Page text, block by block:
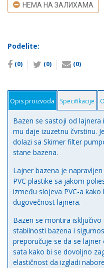
НЕМА НА ЗАЛИХАМА
Podelite:
(0) (0) (0)
Opis proizvoda Specifikacije
Bazen se sastoji od
mu daje izuzetnu čvrstinu.
dolazi sa Skimer filter
stane bazena.
Lajner bazena je
PVC plastike sa jakom
između slojeva PVC-a
dugovečnost lajnera.
Bazen se montira
stabilnosti bazena i
preporučuje se da se
sata kako bi se dovoljno
elastičnost da izgladi